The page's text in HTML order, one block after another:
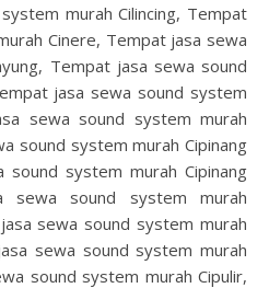
murah Cilincing, Tempat
Cinere, Tempat jasa sewa
Tempat jasa sewa sound
jasa sewa sound system
sewa sound system murah
sound system murah Cipinang
system murah Cipinang
sewa sound system murah
sewa sound system murah
sewa sound system murah
sound system murah Cipulir,